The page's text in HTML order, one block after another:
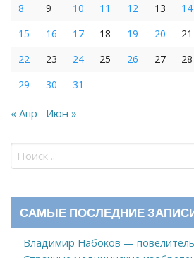
8
9 10 11 12 13
14
15
16 17 18 19 20
21
22
23 24 25 26 27
28
29
30 31
« Апр Июн »
САМЫЕ ПОСЛЕДНИЕ
Владимир Набоков —